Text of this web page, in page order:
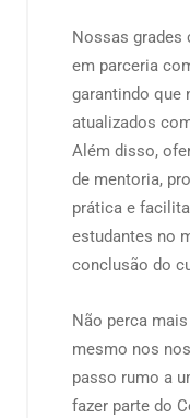
Nossas grades
em parceria
garantindo que
atualizados
Além disso,
de mentoria,
prática e
estudantes no
conclusão do
Não perca
mesmo nos
passo rumo a
fazer parte do